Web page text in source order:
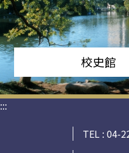
校史館
:::
TEL : 04-